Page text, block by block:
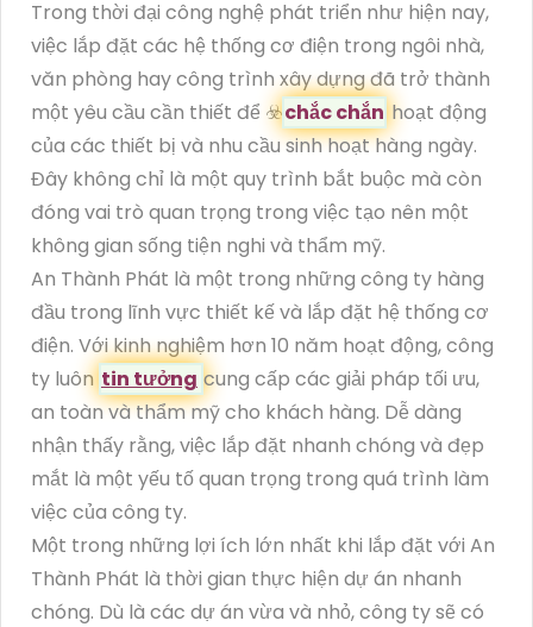
Trong thời đại công nghệ phát triển như hiện nay,
việc lắp đặt các hệ thống cơ điện trong ngôi nhà,
văn phòng hay công trình xây dựng đã trở thành
một yêu cầu cần thiết để ☣️chắc chắn hoạt động
của các thiết bị và nhu cầu sinh hoạt hàng ngày.
Đây không chỉ là một quy trình bắt buộc mà còn
đóng vai trò quan trọng trong việc tạo nên một
không gian sống tiện nghi và thẩm mỹ.
An Thành Phát là một trong những công ty hàng
đầu trong lĩnh vực thiết kế và lắp đặt hệ thống cơ
điện. Với kinh nghiệm hơn 10 năm hoạt động, công
ty luôn tin tưởng cung cấp các giải pháp tối ưu,
an toàn và thẩm mỹ cho khách hàng. Dễ dàng
nhận thấy rằng, việc lắp đặt nhanh chóng và đẹp
mắt là một yếu tố quan trọng trong quá trình làm
việc của công ty.
Một trong những lợi ích lớn nhất khi lắp đặt với An
Thành Phát là thời gian thực hiện dự án nhanh
chóng. Dù là các dự án vừa và nhỏ, công ty sẽ có